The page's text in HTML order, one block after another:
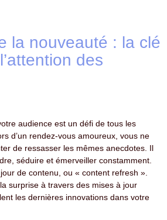
la nouveauté : la clé
des
audience est un défi de tous les
d’un rendez-vous amoureux, vous ne
de ressasser les mêmes anecdotes. Il
séduire et émerveiller constamment.
de contenu, ou « content refresh ».
surprise à travers des mises à jour
les dernières innovations dans votre